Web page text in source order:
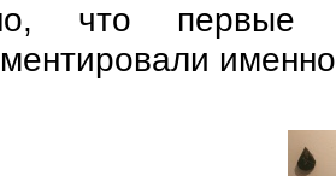
что первые